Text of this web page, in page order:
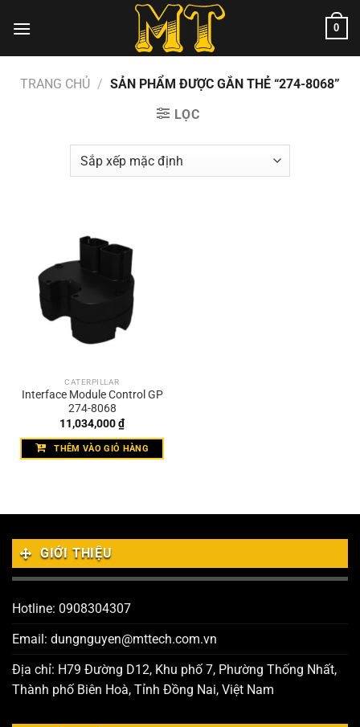
đến
0
TRANG CHỦ / SẢN PHẨM ĐƯỢC GẮN THẺ “274-8068”
LỌC
CATERPILLAR
Interface Module Control GP
274-8068
11,034,000₫
THÊM VÀO GIỎ HÀNG
GIỚI THIỆU
Hotline: 0908304307
Email: dungnguyen@mttech.com.vn
Địa chỉ: H79 Đường D12, Khu phố 7, Phường Thống Nhất,
Thành phố Biên Hoà, Tỉnh Đồng Nai, Việt Nam